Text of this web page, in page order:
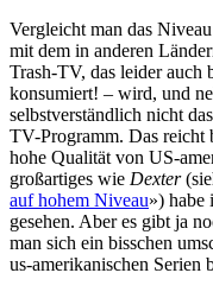
Vergleicht man das
mit dem in anderen
Trash-TV, das leider auch
konsumiert! – wird, und
selbstverständlich nicht
TV-Programm. Das reicht
hohe Qualität von US-
großartiges wie Dexter
auf hohem Niveau») habe
gesehen. Aber es gibt ja
man sich ein bisschen
us-amerikanischen Serien